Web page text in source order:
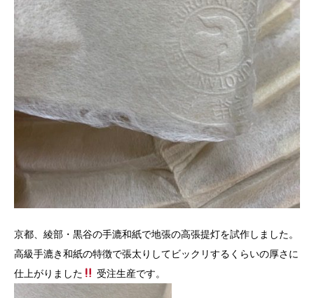
京都、綾部・黒谷の手漉和紙で地張の高張提灯を試作しました。
高級手漉き和紙の特徴で張太りしてビックリするくらいの厚さに
仕上がりました
受注生産です。